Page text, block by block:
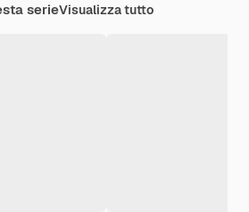
serieVisualizza tutto